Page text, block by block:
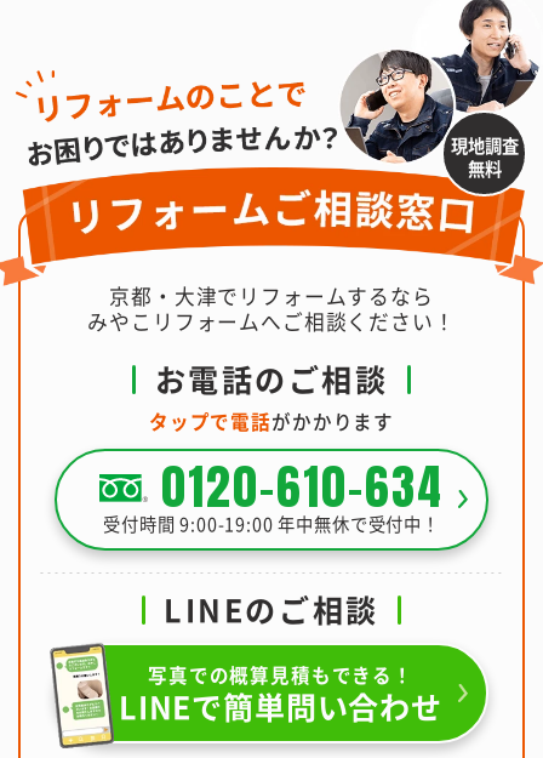
現地調査
無料
京都・大津でリフォームするなら
みやこリフォームへご相談ください！
お電話のご相談
タップで電話がかかります
0120-610-634
受付時間 9:00-19:00 年中無休で受付中！
LINEのご相談
写真での概算見積もできる！
LINEで簡単問い合わせ